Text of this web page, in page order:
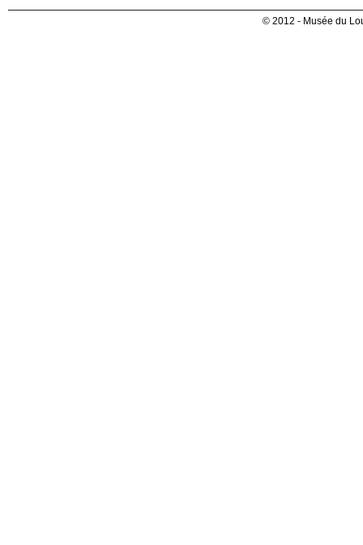
© 2012 - Musée du